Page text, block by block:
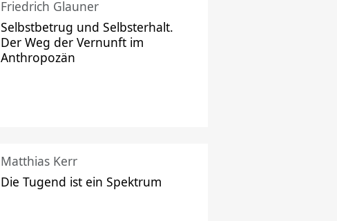
Friedrich Glauner
Selbstbetrug und Selbsterhalt.
Der Weg der Vernunft im
Anthropozän
Matthias Kerr
Die Tugend ist ein Spektrum